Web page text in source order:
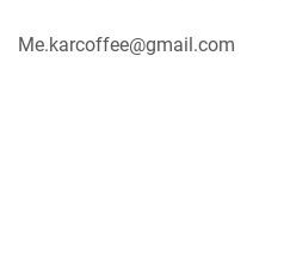
Me.karcoffee@gmail.com